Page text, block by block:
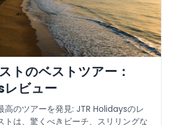
トのベストツアー：
ビュー
高のツアーを発見: JTR Holidaysのレ
トは、驚くべきビーチ、スリリングな